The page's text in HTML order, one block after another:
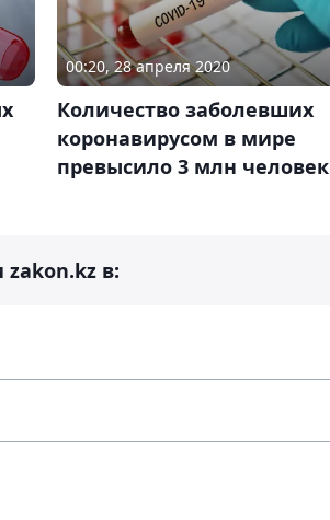
00:20, 28 апреля 2020
Количество заболевших
коронавирусом в мире
превысило 3 млн человек
zakon.kz в: